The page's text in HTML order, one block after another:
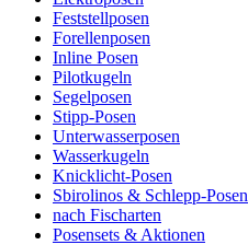
Feststellposen
Forellenposen
Inline Posen
Pilotkugeln
Segelposen
Stipp-Posen
Unterwasserposen
Wasserkugeln
Knicklicht-Posen
Sbirolinos & Schlepp-Posen
nach Fischarten
Posensets & Aktionen